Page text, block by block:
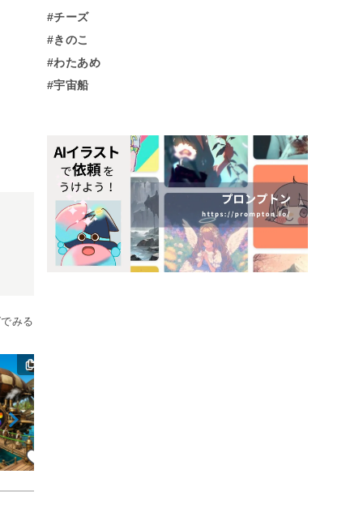
みる
#チーズ
#きのこ
#わたあめ
#宇宙船